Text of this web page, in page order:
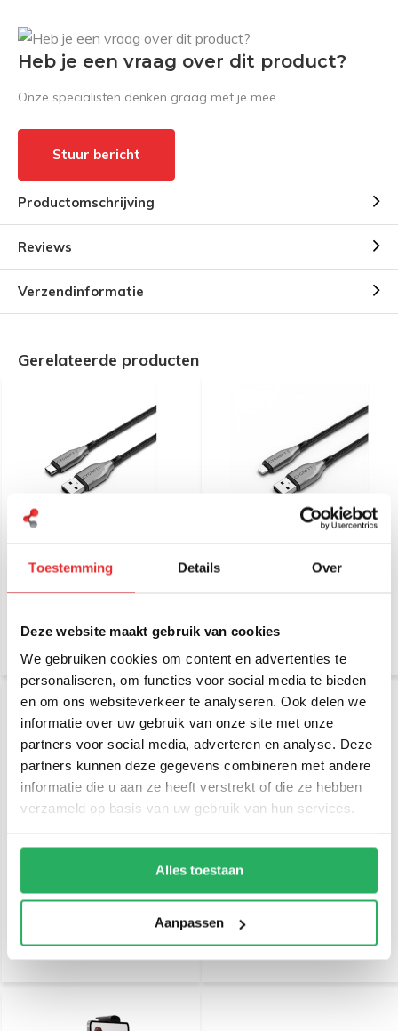
Toestemming Details Over
Deze website maakt gebruik van cookies
We gebruiken cookies om content en advertenties te
personaliseren, om functies voor social media te bieden
en om ons websiteverkeer te analyseren. Ook delen we
informatie over uw gebruik van onze site met onze
partners voor social media, adverteren en analyse. Deze
partners kunnen deze gegevens combineren met andere
informatie die u aan ze heeft verstrekt of die ze hebben
verzameld op basis van uw gebruik van hun services.
Alles toestaan
Aanpassen
Heb je een vraag over dit product?
Onze specialisten denken graag met je mee
Stuur bericht
Productomschrijving
Reviews
Verzendinformatie
Gerelateerde producten
Cable 1m Black
€ 19,79 Excl. btw
A Cable 1m Black
€ 19,79 Excl. btw
Cygnett Armoured
Quad Lock Quad Lock®
Standard
€ 16,49 Excl. btw